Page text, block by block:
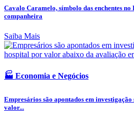
Cavalo Caramelo, símbolo das enchentes
companheira
Saiba Mais
🏭 Economia e Negócios
Empresários são apontados em
valor...